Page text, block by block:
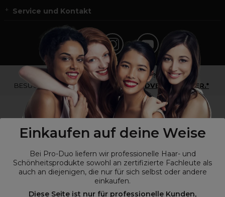
Einkaufen auf deine Weise
Bei Pro-Duo liefern wir professionelle Haar- und
Schönheitsprodukte sowohl an zertifizierte Fachleute als
auch an diejenigen, die nur für sich selbst oder andere
einkaufen.
Diese Seite ist nur für professionelle Kunden,
Service und Kontakt
*Du bist kein Profikunde?
BESUCHE
UNSERE WEBSEITE FÜR ENDVERBRAUCHER.*